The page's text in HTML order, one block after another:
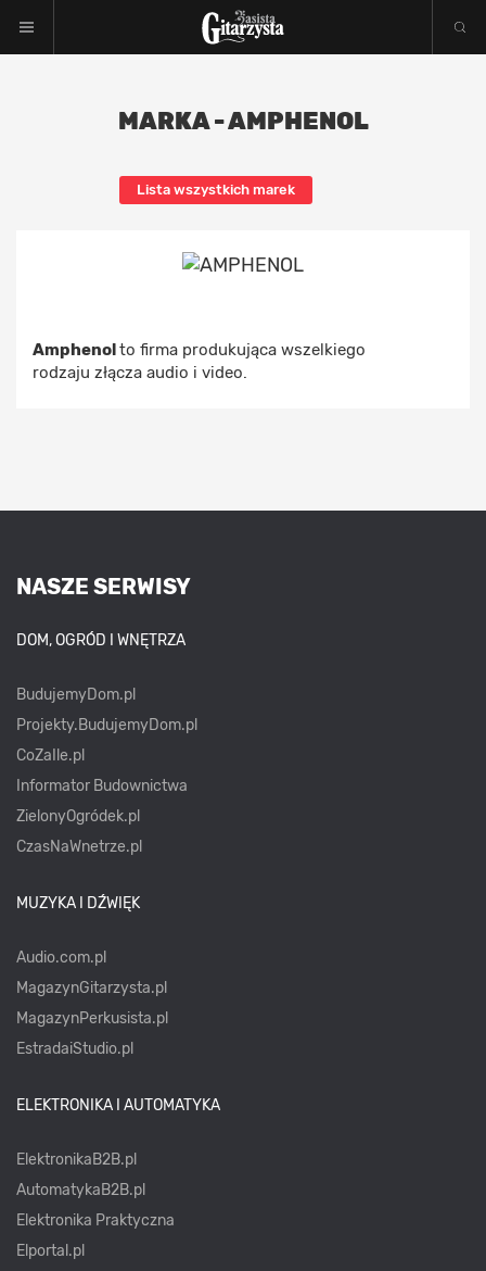
MARKA - AMPHENOL
Lista wszystkich marek
Amphenolto firma produkująca wszelkiego
rodzaju złącza audio i video.
NASZE SERWISY
DOM, OGRÓD I WNĘTRZA
BudujemyDom.pl
Projekty.BudujemyDom.pl
CoZaIle.pl
Informator Budownictwa
ZielonyOgródek.pl
CzasNaWnetrze.pl
MUZYKA I DŹWIĘK
Audio.com.pl
MagazynGitarzysta.pl
MagazynPerkusista.pl
EstradaiStudio.pl
ELEKTRONIKA I AUTOMATYKA
ElektronikaB2B.pl
AutomatykaB2B.pl
Elektronika Praktyczna
Elportal.pl